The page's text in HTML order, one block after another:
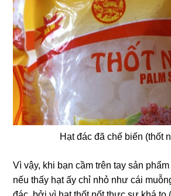
Hạt đác đã chế biến (thốt
Vì vậy, khi bạn cầm trên tay sản phẩm
nếu thấy hạt ấy chỉ nhỏ như cái